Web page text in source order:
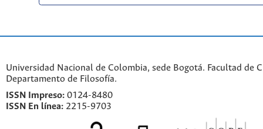
Universidad Nacional de Colombia, sede Bogotá. Facultad de
Departamento de Filosofía.
ISSN Impreso: 0124-8480
ISSN En línea: 2215-9703